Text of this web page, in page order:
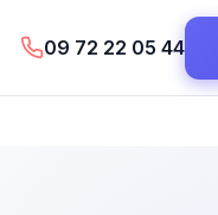
09 72 22 05 44